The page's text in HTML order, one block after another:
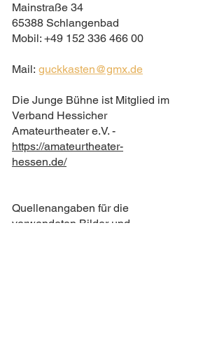
Mainstraße 34
65388 Schlangenbad
Mobil: +49 152 336 466 00
Mail: guckkasten@gmx.de
Die Junge Bühne ist Mitglied im
Verband Hessicher
Amateurtheater e.V. -
https://amateurtheater-
hessen.de/
Quellenangaben für die
verwendeten Bilder und